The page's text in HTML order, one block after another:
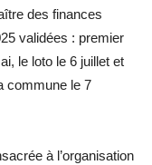
des finances
validées : premier
le loto le 6 juillet et
commune le 7
à l’organisation